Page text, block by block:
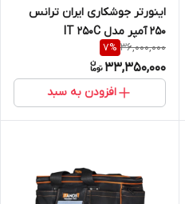
اینورتر جوشکاری ایران ترانس
250 آمپر مدل IT 250C
36,000,000
7%
33,350,000
افزودن به سبد